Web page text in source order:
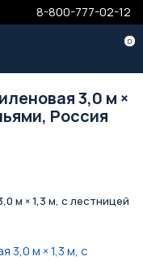
8-800-777-02-12
0
3,0 м ×
Россия
м × 1,3 м, с лестницей